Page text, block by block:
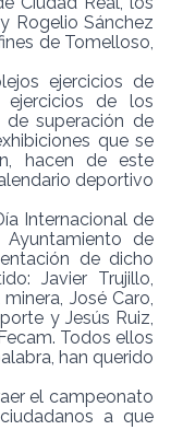
Rogelio Sánchez
de Tomelloso,
ejercicios de
de los
superación de
que se
hacen de este
deportivo
Internacional de
de
de dicho
Javier Trujillo,
José Caro,
y Jesús Ruiz,
Todos ellos
han querido
el campeonato
a que